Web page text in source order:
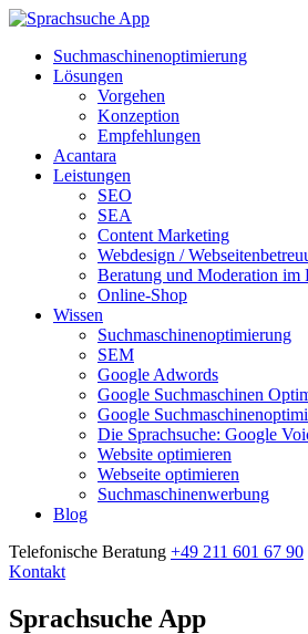
Suchmaschinenoptimierung
Lösungen
Vorgehen
Konzeption
Empfehlungen
Acantara
Leistungen
SEO
SEA
Content Marketing
Webdesign /
Beratung und Moderation im
Online-Shop
Wissen
Suchmaschinenoptimierung
SEM
Google Adwords
Google Suchmaschinen
Google
Die Sprachsuche: Google
Website optimieren
Webseite optimieren
Suchmaschinenwerbung
Blog
Telefonische Beratung +49 211 601 67 90
Kontakt
Sprachsuche App